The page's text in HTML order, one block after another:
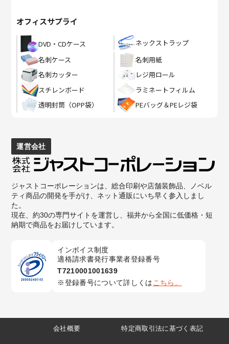
オフィスサプライ
DVD・CDケース
ネックストラップ
名刺ケース
名刺用紙
名刺カッター
レジ用ロール
スチレンボード
ラミネートフィルム
透明封筒（OPP袋）
PEバッグ＆PEレジ袋
運営会社
ジャストコーポレーションは、総合印刷や店舗装飾品、ノベル
ティ商品の開発を手がけ、ネット通販にいち早く参入しまし
た。
現在、約30の専門サイトを運営し、福井から全国に低価格・短
納期で商品をお届けしています。
インボイス制度
適格請求書発行事業者登録番号
T7210001001639
登録番号について詳しくは こちら。
会社概要 特定商取引法に基づく表記